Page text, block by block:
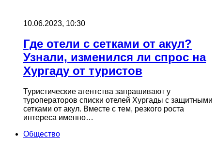
10.06.2023, 10:30
Где отели с сетками от акул?
Узнали, изменился ли спрос на
Хургаду от туристов
Туристические агентства запрашивают у
туроператоров списки отелей Хургады с защитными
сетками от акул. Вместе с тем, резкого роста
интереса именно…
Общество